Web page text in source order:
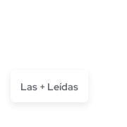
Las + Leídas